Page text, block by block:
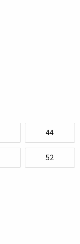
44
52